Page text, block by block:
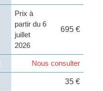
Prix à
partir du 6
juillet
2026
695 €
Nous consulter
35 €